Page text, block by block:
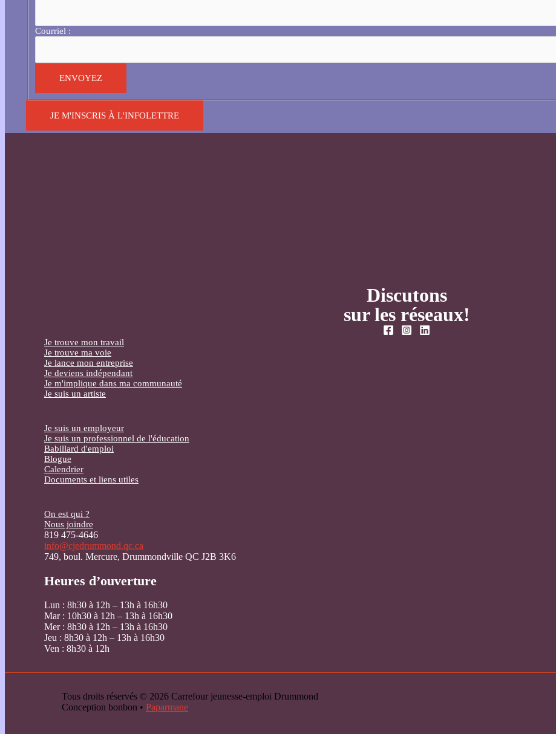
Courriel :
JE M'INSCRIS À L'INFOLETTRE
Discutons
sur les réseaux!
Je trouve mon travail
Je trouve ma voie
Je lance mon entreprise
Je deviens indépendant
Je m'implique dans ma communauté
Je suis un artiste
Je suis un employeur
Je suis un professionnel de l'éducation
Babillard d'emploi
Blogue
Calendrier
Documents et liens utiles
On est qui ?
Nous joindre
819 475-4646
info@cjedrummond.qc.ca
749, boul. Mercure, Drummondville QC J2B 3K6
Heures d’ouverture
Lun : 8h30 à 12h – 13h à 16h30
Mar : 10h30 à 12h – 13h à 16h30
Mer : 8h30 à 12h – 13h à 16h30
Jeu : 8h30 à 12h – 13h à 16h30
Ven : 8h30 à 12h
Tous droits réservés © 2026 Carrefour jeunesse-emploi Drummond
Conception bonbon • Paparmane